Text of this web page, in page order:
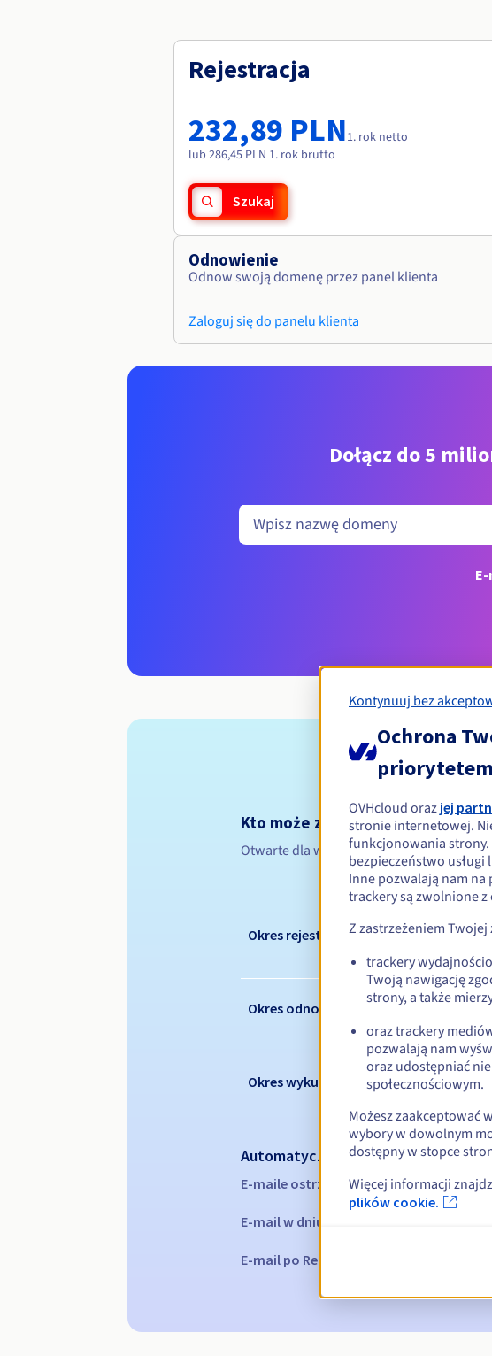
Rejestracja
232,89 PLN1. rok netto
lub 286,45 PLN 1. rok brutto
Szukaj
Odnowienie
Odnow swoją domenę przez panel klienta
Zaloguj się do panelu klienta
Dołącz do 5
Kto może zarejestrować domenę
Otwarte dla wszystkich osób fizycznych i
Okres rejestracji
Okres odnowienia
Okres wykupu
Automatyczne powiadomienia:
E-maile ostrzegawcze:60, 30, 15, 7 i 3
E-mail w dniu wygaśnięcia
E-mail po Redemption Grace Period
Kontynuuj bez
Ochrona
priorytetem
OVHcloud oraz jej
stronie internetowej.
funkcjonowania strony.
bezpieczeństwo
Inne pozwalają nam
trackery są zwolnione
Z zastrzeżeniem
trackery
Twoją nawigację
strony, a także
oraz trackery
pozwalają nam
oraz udostępniać
społecznościowym.
Możesz zaakceptować
wybory w dowolnym
dostępny w stopce
Więcej informacji
plików cookie.